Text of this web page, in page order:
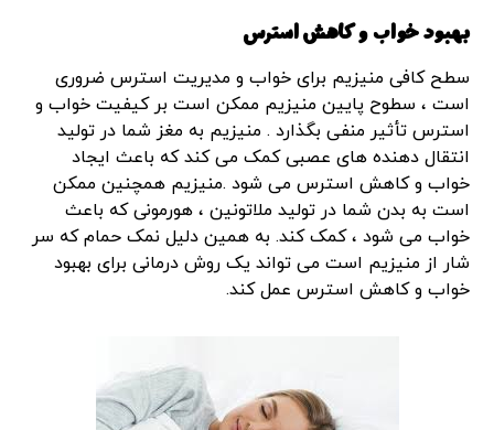
بهبود خواب و کاهش استرس
سطح کافی منیزیم برای خواب و مدیریت استرس ضروری
است ، سطوح پایین منیزیم ممکن است بر کیفیت خواب و
استرس تأثیر منفی بگذارد . منیزیم به مغز شما در تولید
انتقال دهنده های عصبی کمک می کند که باعث ایجاد
خواب و کاهش استرس می شود .منیزیم همچنین ممکن
است به بدن شما در تولید ملاتونین ، هورمونی که باعث
خواب می شود ، کمک کند. به همین دلیل نمک حمام که سر
شار از منیزیم است می تواند یک روش درمانی برای بهبود
خواب و کاهش استرس عمل کند.